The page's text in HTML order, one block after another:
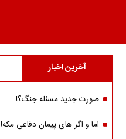
آخرین اخبار
صورت جدید مسئله جنگ؟!
اما و اگر های پیمان دفاعی مکه!